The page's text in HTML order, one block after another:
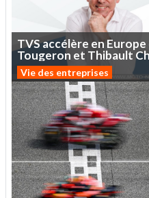
TVSaccélère enEurope
Tougeron et Thibault
Vie des entreprises